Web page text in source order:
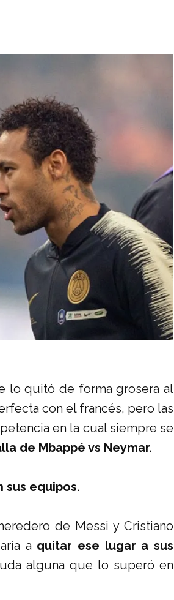
lo quitó de forma grosera al
con el francés, pero las
en la cual siempre se
de Mbappé vs Neymar.
sus equipos.
de Messi y Cristiano
a quitar ese lugar a sus
alguna que lo superó en